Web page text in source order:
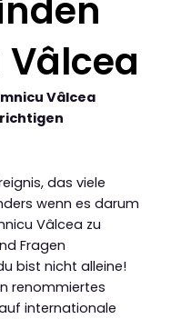
Vâlcea
das viele
wenn es darum
Vâlcea zu
Fragen
bist nicht alleine!
renommiertes
internationale